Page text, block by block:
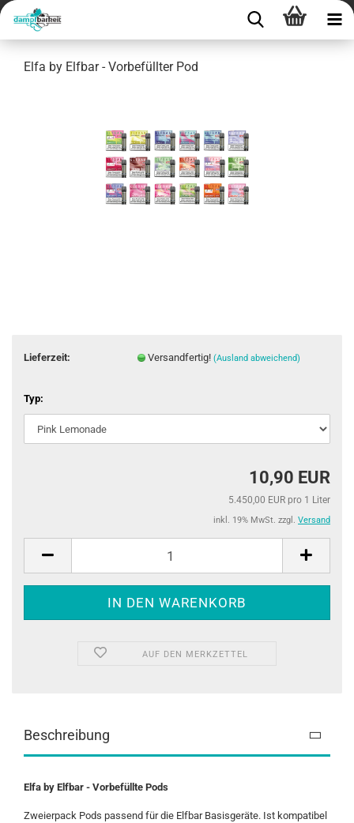
Elfa by Elfbar - Vorbefüllter Pod
Lieferzeit: Versandfertig!(Ausland abweichend)
Typ:
10,90 EUR
5.450,00 EUR pro 1 Liter
inkl. 19% MwSt. zzgl. Versand
AUF DEN MERKZETTEL
Beschreibung
Elfa by Elfbar - Vorbefüllte Pods
Zweierpack Pods passend für die Elfbar Basisgeräte. Ist kompatibel